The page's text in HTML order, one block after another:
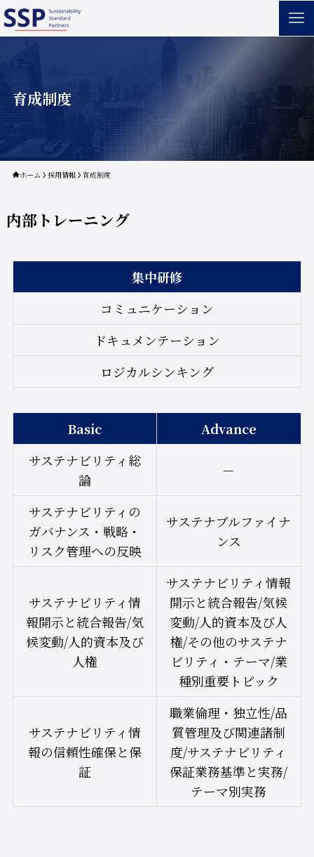
育成制度
ホーム 採用情報 育成制度
内部トレーニング
集中研修
コミュニケーション
ドキュメンテーション
ロジカルシンキング
Basic
Advance
サステナビリティ総
論
－
サステナビリティの
ガバナンス・戦略・
リスク管理への反映
サステナブルファイナ
ンス
サステナビリティ情
報開示と統合報告/気
候変動/人的資本及び
人権
サステナビリティ情報
開示と統合報告/気候
変動/人的資本及び人
権/その他のサステナ
ビリティ・テーマ/業
種別重要トピック
サステナビリティ情
報の信頼性確保と保
証
職業倫理・独立性/品
質管理及び関連諸制
度/サステナビリティ
保証業務基準と実務/
テーマ別実務